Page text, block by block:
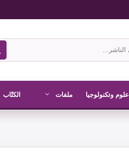
علوم وتكنولوجيا ملفات الكتّاب